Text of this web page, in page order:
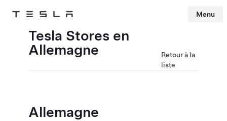
Tesla Menu
Tesla Stores en
Allemagne
Retour à la
liste
Allemagne